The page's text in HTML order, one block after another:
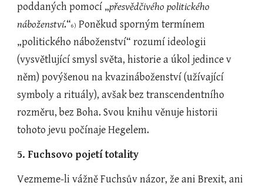
poddaných pomocí „přesvědčivého politického
náboženství.“6) Poněkud sporným termínem
„politického náboženství“ rozumí ideologii
(vysvětlující smysl světa, historie a úkol jedince v
něm) povýšenou na kvazináboženství (užívající
symboly a rituály), avšak bez transcendentního
rozměru, bez Boha. Svou knihu věnuje historii
tohoto jevu počínaje Hegelem.
5. Fuchsovo pojetí totality
Vezmeme-li vážně Fuchsův názor, že ani Brexit, ani